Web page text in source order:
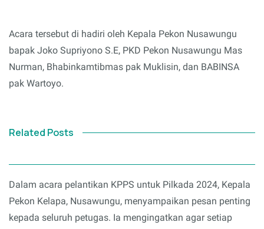
Acara tersebut di hadiri oleh Kepala Pekon Nusawungu
bapak Joko Supriyono S.E, PKD Pekon Nusawungu Mas
Nurman, Bhabinkamtibmas pak Muklisin, dan BABINSA
pak Wartoyo.
Related Posts
Dalam acara pelantikan KPPS untuk Pilkada 2024, Kepala
Pekon Kelapa, Nusawungu, menyampaikan pesan penting
kepada seluruh petugas. Ia mengingatkan agar setiap